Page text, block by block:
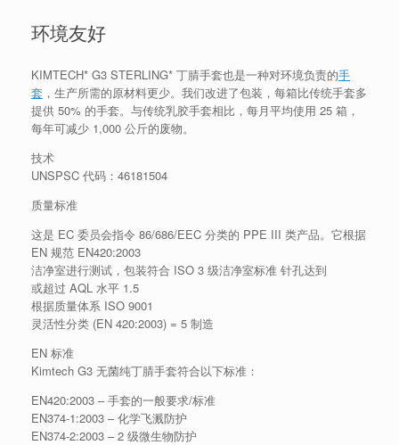
环境友好
KIMTECH* G3 STERLING* 丁腈手套也是一种对环境负责的手
套 ，生产所需的原材料更少。 我们改进了包装，每箱比传统手套多
提供 50% 的手套。 与传统乳胶手套相比，每月平均使用 25 箱，
每年可减少 1,000 公斤的废物。
技术
UNSPSC 代码：46181504
质量标准
这是 EC 委员会指令 86/686/EEC 分类的 PPE III 类产品。 它根据
EN 规范 EN420:2003
洁净室进行测试，包装符合 ISO 3 级洁净室标准 针孔达到
或超过 AQL 水平 1.5
根据质量体系 ISO 9001
灵活性分类 (EN 420:2003) = 5 制造
EN 标准
Kimtech G3 无菌纯丁腈手套符合以下标准：
EN420:2003 – 手套的一般要求/标准
EN374-1:2003 – 化学飞溅防护
EN374-2:2003 – 2 级微生物防护